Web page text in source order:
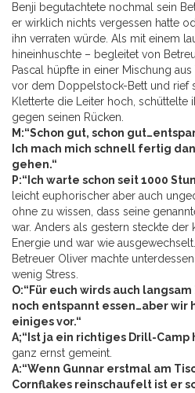
Benji begutachtete nochmal sein
er wirklich nichts vergessen hatte
ihn verraten würde. Als mit einem
hineinhuschte – begleitet von
Pascal hüpfte in einer Mischung
vor dem Doppelstock-Bett und rief
Kletterte die Leiter hoch, schüttelte
gegen seinen Rücken.
M:“Schon gut, schon
Ich mach mich schnell fertig
gehen.“
P:“Ich warte schon seit 1000
leicht euphorischer aber auch
ohne zu wissen, dass seine
war. Anders als gestern steckte
Energie und war wie ausgewechselt.
Betreuer Oliver machte
wenig Stress.
O:“Für euch wirds auch
noch entspannt essen…aber wir
einiges vor.“
A;“Ist ja ein richtiges Drill-Camp
ganz ernst gemeint.
A:“Wenn Gunnar erstmal am
Cornflakes reinschaufelt ist er